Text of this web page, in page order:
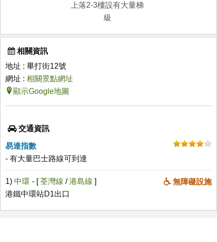
上落2-3樓設有大量梯
級
相關資訊
地址 : 畢打街12號
網址 : 相關景點網址
顯示Google地圖
交通資訊
易達指數
- 有大量巴士路線可到達
1) 中環 無障礙設施
- [荃灣線 /港島線 ]
港鐵中環站D1出口